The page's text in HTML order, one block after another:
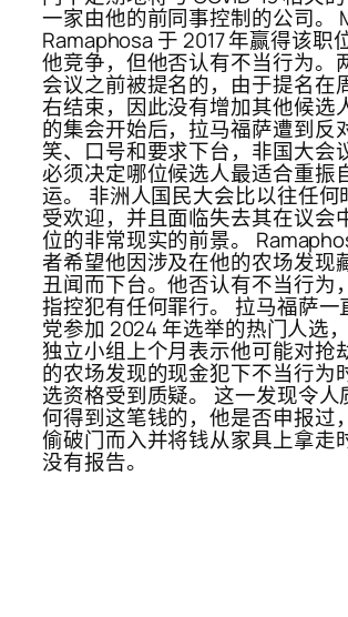
一家由他的前同事控制的公司。
Ramaphosa 于 2017 年赢得该职
他竞争，但他否认有不当行为。
会议之前被提名的，由于提名在
右结束，因此没有增加其他候选
的集会开始后，拉马福萨遭到反
笑、口号和要求下台，非国大会
必须决定哪位候选人最适合重振
运。 非洲人国民大会比以往任何
受欢迎，并且面临失去其在议会
位的非常现实的前景。
者希望他因涉及在他的农场发现
丑闻而下台。他否认有不当行为
指控犯有任何罪行。 拉马福萨一
党参加 2024 年选举的热门人选
独立小组上个月表示他可能对抢
的农场发现的现金犯下不当行为
选资格受到质疑。 这一发现令人
何得到这笔钱的，他是否申报过
偷​​破门而入并将钱从家具上拿走
没有报告。